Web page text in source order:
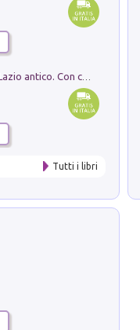
I monumenti funerari del Lazio antico. Con cartella con tavole
Tutti i libri